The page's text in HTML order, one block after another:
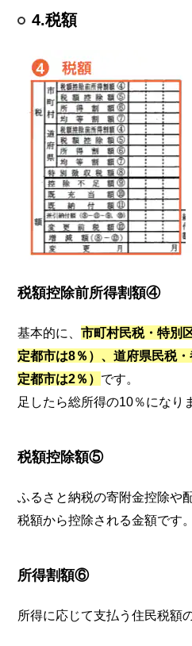
4.税額
税額控除前所得割額④
基本的に、市町村民税・特別
定都市は8％）、道府県民税
定都市は2％） です。
足したら総所得の10％になり
税額控除額⑤
ふるさと納税の寄附金控除や
税額から控除される金額です。
所得割額⑥
所得に応じて支払う住民税額